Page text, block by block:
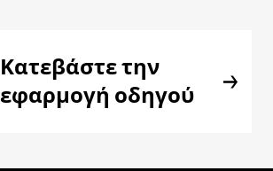
Κατεβάστε την
εφαρμογή οδηγού